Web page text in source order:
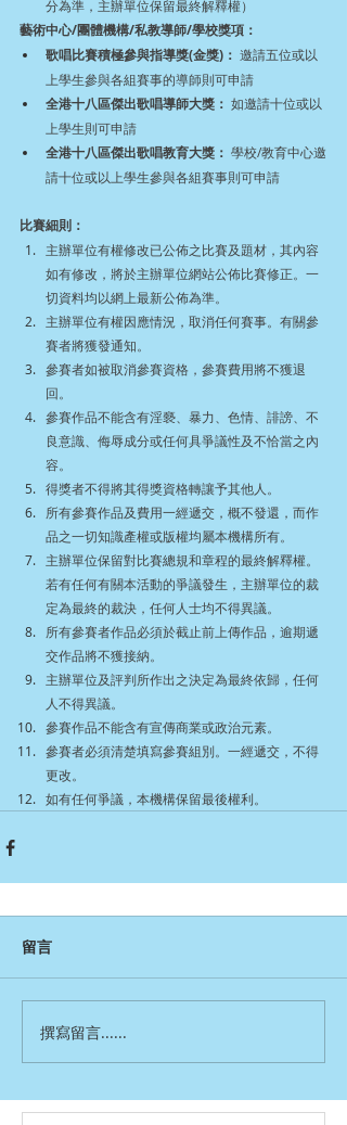
分為準，主辦單位保留最終解釋權）
藝術中心/團體機構/私教導師/學校獎項：
歌唱比賽積極參與指導獎(金獎)： 邀請五位或以
上學生參與各組賽事的導師則可申請
全港十八區傑出歌唱導師大獎： 如邀請十位或以
上學生則可申請
全港十八區傑出歌唱教育大獎： 學校/教育中心邀
請十位或以上學生參與各組賽事則可申請
比賽細則：
主辦單位有權修改已公佈之比賽及題材，其內容
如有修改，將於主辦單位網站公佈比賽修正。一
切資料均以網上最新公佈為準。
主辦單位有權因應情況，取消任何賽事。有關參
賽者將獲發通知。
參賽者如被取消參賽資格，參賽費用將不獲退
回。
參賽作品不能含有淫褻、暴力、色情、誹謗、不
良意識、侮辱成分或任何具爭議性及不恰當之內
容。
得獎者不得將其得獎資格轉讓予其他人。
所有參賽作品及費用一經遞交，概不發還，而作
品之一切知識產權或版權均屬本機構所有。
主辦單位保留對比賽總規和章程的最終解釋權。
若有任何有關本活動的爭議發生，主辦單位的裁
定為最終的裁決，任何人士均不得異議。
所有參賽者作品必須於截止前上傳作品，逾期遞
交作品將不獲接納。
主辦單位及評判所作出之決定為最終依歸，任何
人不得異議。
參賽作品不能含有宣傳商業或政治元素。
參賽者必須清楚填寫參賽組別。一經遞交，不得
更改。
如有任何爭議，本機構保留最後權利。
留言
撰寫留言......